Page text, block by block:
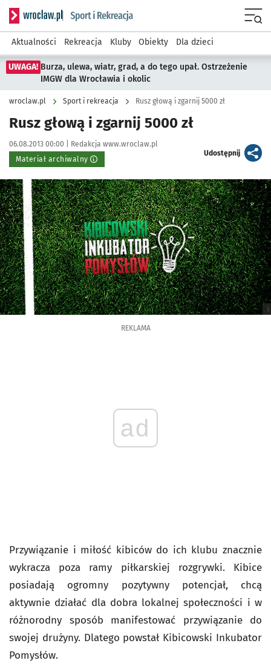
Serwis informacyjny wroclaw.pl podserwis: Sport i rekreacja
Aktualności Rekreacja Kluby Obiekty Dla dzieci
UWAGA! Burza, ulewa, wiatr, grad, a do tego upał. Ostrzeżenie
IMGW dla Wrocławia i okolic
wroclaw.pl Sport i rekreacja Rusz głową i zgarnij 5000 zł
Rusz głową i zgarnij 5000 zł
Data publikacji:
06.08.2013 00:00 | Autor:
Redakcja www.wroclaw.pl
Materiał archiwalny
Udostępnijartykuł
Kliknij, aby powiększyć
REKLAMA
ad
Przywiązanie i miłość kibiców do ich klubu znacznie
wykracza poza ramy piłkarskiej rozgrywki. Kibice
posiadają ogromny pozytywny potencjał, chcą
aktywnie działać dla dobra lokalnej społeczności i w
różnorodny sposób manifestować przywiązanie do
swojej drużyny. Dlatego powstał Kibicowski Inkubator
Pomysłów.